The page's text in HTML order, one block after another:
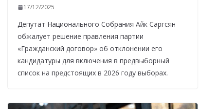
17/12/2025
Депутат Национального Собрания Айк Саргсян
обжалует решение правления партии
«Гражданский договор» об отклонении его
кандидатуры для включения в предвыборный
список на предстоящих в 2026 году выборах.